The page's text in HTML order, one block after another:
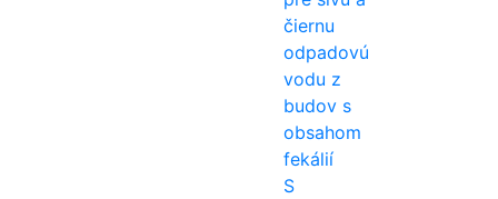
S